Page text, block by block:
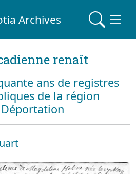
Archives
renaît
ans de registres
de la région